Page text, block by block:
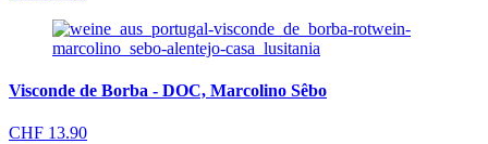
Visconde de Borba - DOC, Marcolino Sêbo
CHF 13.90